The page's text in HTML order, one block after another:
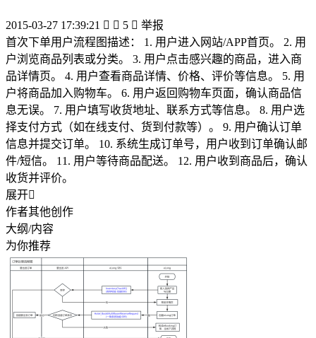
2015-03-27 17:39:21   5  举报
首次下单用户流程图描述： 1. 用户进入网站/APP首页。 2. 用
户浏览商品列表或分类。 3. 用户点击感兴趣的商品，进入商
品详情页。 4. 用户查看商品详情、价格、评价等信息。 5. 用
户将商品加入购物车。 6. 用户返回购物车页面，确认商品信
息无误。 7. 用户填写收货地址、联系方式等信息。 8. 用户选
择支付方式（如在线支付、货到付款等）。 9. 用户确认订单
信息并提交订单。 10. 系统生成订单号，用户收到订单确认邮
件/短信。 11. 用户等待商品配送。 12. 用户收到商品后，确认
收货并评价。
展开
作者其他创作
大纲/内容
为你推荐